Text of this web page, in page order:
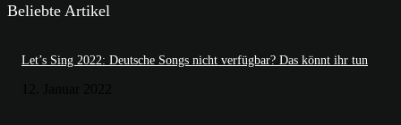
Beliebte Artikel
Let’s Sing 2022: Deutsche Songs nicht verfügbar? Das könnt ihr tun